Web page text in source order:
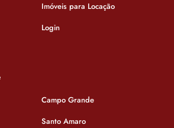
Imóveis para Locação
Login
Campo Grande
Santo Amaro